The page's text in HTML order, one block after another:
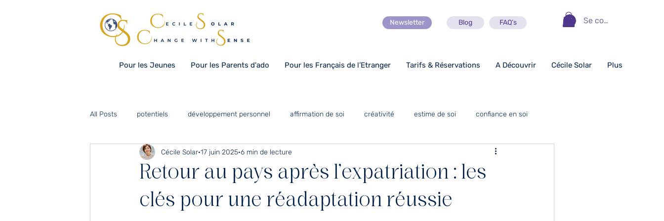
Se connecter
Newsletter Blog FAQ’s
Pour les Jeunes Pour les Parents d'ado Pour les Français de l’Etranger Tarifs & Réservations A Découvrir Cécile Solar Plus
All Posts potentiels développement personnel affirmation de soi créativité estime de soi confiance en soi
communication Numérique optimisme
organisation scolaire orientation scolaire Expatriation temps pour soi
Retour au pays après l’expatriation : les
clés pour une réadaptation réussie
Cécile Solar 17 juin 2025 6 min de lecture